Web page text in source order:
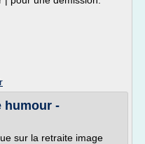
humour -
sur la retraite image